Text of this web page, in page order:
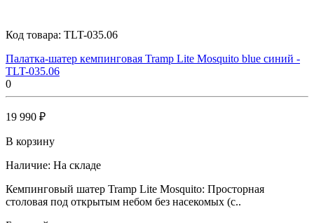
Код товара: TLT-035.06
Палатка-шатер кемпинговая Tramp Lite Mosquito blue синий -
TLT-035.06
0
19 990 ₽
В корзину
Наличие: На складе
Кемпинговый шатер Tramp Lite Mosquito: Просторная
столовая под открытым небом без насекомых (с..